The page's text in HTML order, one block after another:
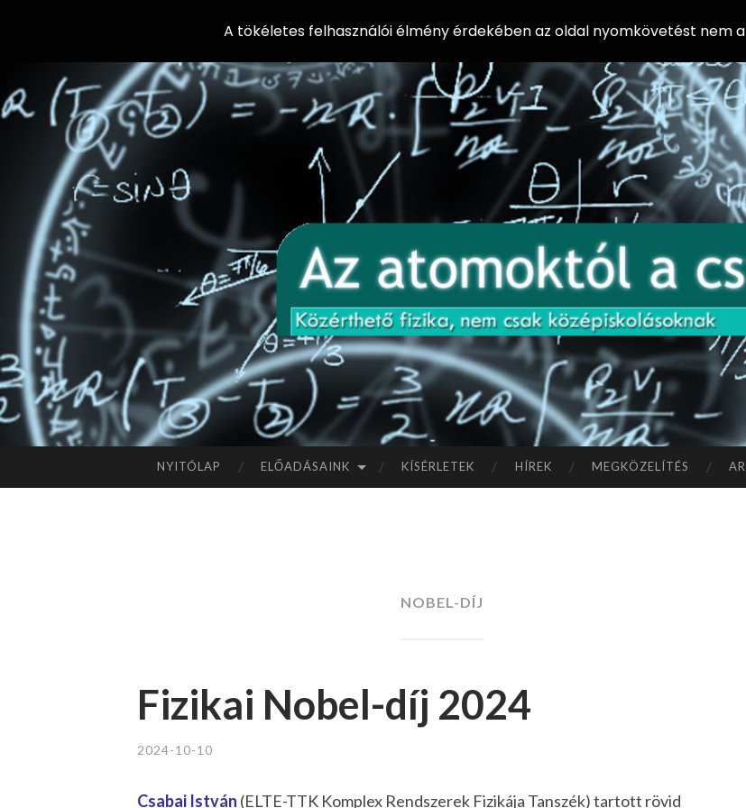
AZ
AT
OM
OK
TÓ
L A
az ELTE
Kar
A
NYITÓLAP ELŐADÁSAINK KÍSÉRLETEK HÍREK MEGKÖZELÍTÉS
NOBEL-DÍJ
Fizikai Nobel-díj 2024
2024-10-10
Csabai István (ELTE-TTK Komplex Rendszerek Fizikája Tanszék) tartott rövid
A tökéletes felhasználói élmény érdekében az oldal nyomkövetést nem